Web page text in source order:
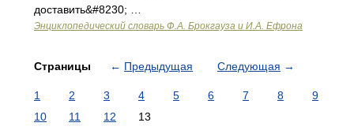
доставить&#8230; …
Энциклопедический словарь Ф.А. Брокгауза и И.А. Ефрона
Страницы ← Предыдущая Следующая →
1 2 3 4 5 6 7 8
9
10
11 12 13